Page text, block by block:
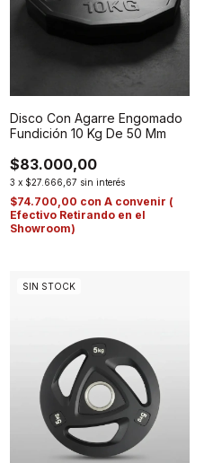
Disco Con Agarre Engomado
Fundición 10 Kg De 50 Mm
$83.000,00
3 x $27.666,67 sin interés
$74.700,00 con A convenir (
Efectivo Retirando en el
Showroom)
SIN STOCK